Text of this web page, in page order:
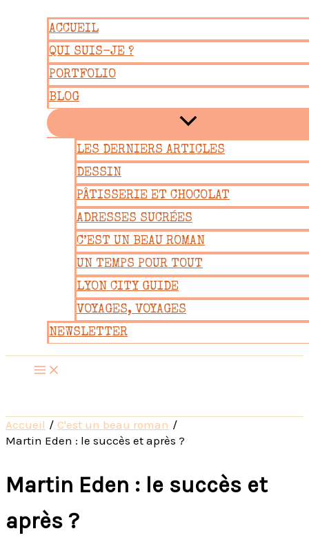
contenu
ACCUEIL
QUI SUIS-JE ?
PORTFOLIO
BLOG
LES DERNIERS ARTICLES
DESSIN
PÂTISSERIE ET CHOCOLAT
ADRESSES SUCRÉES
C’EST UN BEAU ROMAN
UN TEMPS POUR TOUT
LYON CITY GUIDE
VOYAGES, VOYAGES
NEWSLETTER
Accueil
C'est un beau roman
Martin Eden : le succès et après ?
Martin Eden : le succès et
après ?